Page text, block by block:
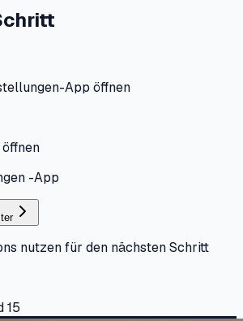
App öffnen
-App
nutzen für den nächsten Schritt
15